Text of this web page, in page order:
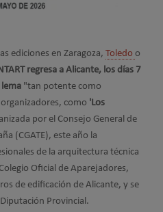
ediciones en Zaragoza, Toledo o
regresa a Alicante, los días 7
"tan potente como
como 'Los
por el Consejo General de
(CGATE), este año la
de la arquitectura técnica
Oficial de Aparejadores,
de edificación de Alicante, y se
Provincial.